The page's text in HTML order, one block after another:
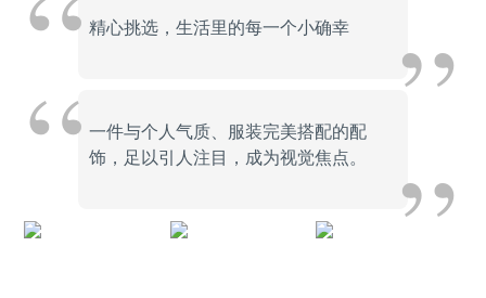
精心挑选，生活里的每一个小确幸
一件与个人气质、服装完美搭配的配
饰，足以引人注目，成为视觉焦点。